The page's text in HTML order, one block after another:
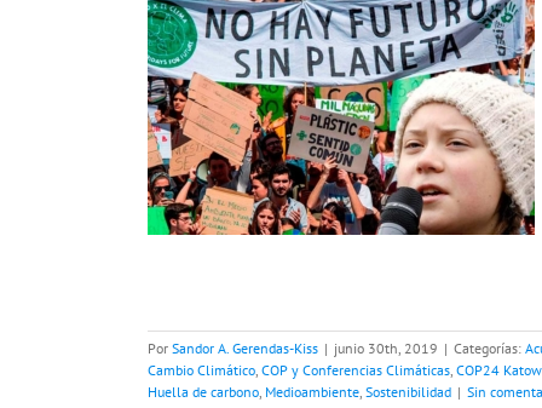
Por Sandor A. Gerendas-Kiss | junio 30th, 2019 | Categorías:
Cambio Climático, COP y Conferencias Climáticas, COP24
Huella de carbono, Medioambiente, Sostenibilidad | Sin